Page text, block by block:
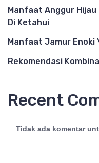
Manfaat Anggur
Di Ketahui
Manfaat Jamur Enoki
Rekomendasi
Recent
Tidak ada komentar